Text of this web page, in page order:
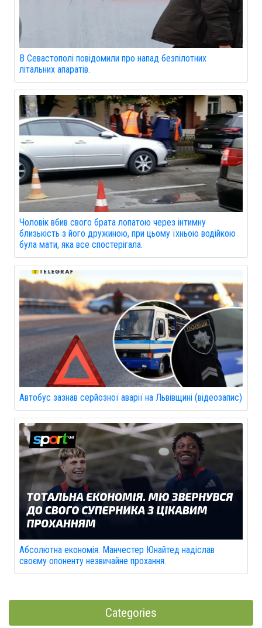
В Севастополі повідомили про напад безпілотних
літальних апаратів.
Чоловік вбив свого брата лопатою через інтимну
близькість з його дружиною, при цьому їхньою водійкою
була мати, яка все спостерігала.
Автобус зазнав серйозної аварії на Львівщині (відеозапис)
Абсолютна економія. Манчестер Юнайтед надіслав
своєму опоненту незвичайне прохання.
Categories